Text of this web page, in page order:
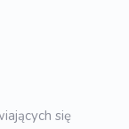
się